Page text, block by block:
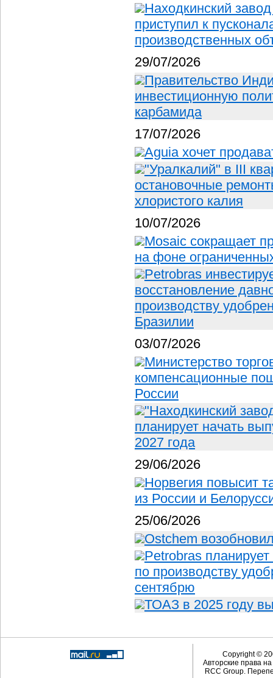
Находкинский
приступил к
производственных
29/07/2026
Правительство
инвестиционную
карбамида
17/07/2026
Aguia хочет
"Уралкалий" в III
остановочные
хлористого калия
10/07/2026
Mosaic сокращает
на фоне
Petrobras
восстановление
производству
Бразилии
03/07/2026
Министерство
компенсационные
России
"Находкинский
планирует начать
2027 года
29/06/2026
Норвегия повысит
из России и
25/06/2026
Ostchem
Petrobras
по производству
сентябрю
ТОАЗ в 2025 году
Copyright ©
Авторские права
RCC Group.